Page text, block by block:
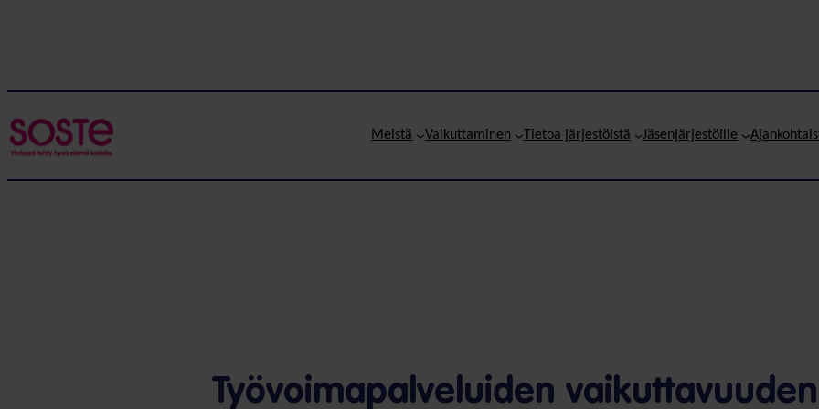
Meistä Vaikuttaminen Tietoa järjestöistä Jäsenjärjestöille
Työvoima­palveluiden vaikutta­vuuden